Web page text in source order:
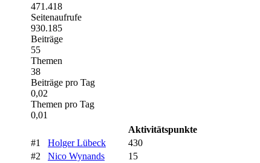
471.418
Seitenaufrufe
930.185
Beiträge
55
Themen
38
Beiträge pro Tag
0,02
Themen pro Tag
0,01
Aktivitätspunkte
#1
Holger Lübeck
430
#2
Nico Wynands
15